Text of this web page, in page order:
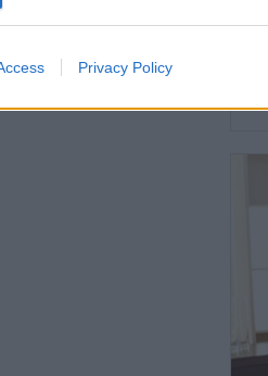
Privacy Policy